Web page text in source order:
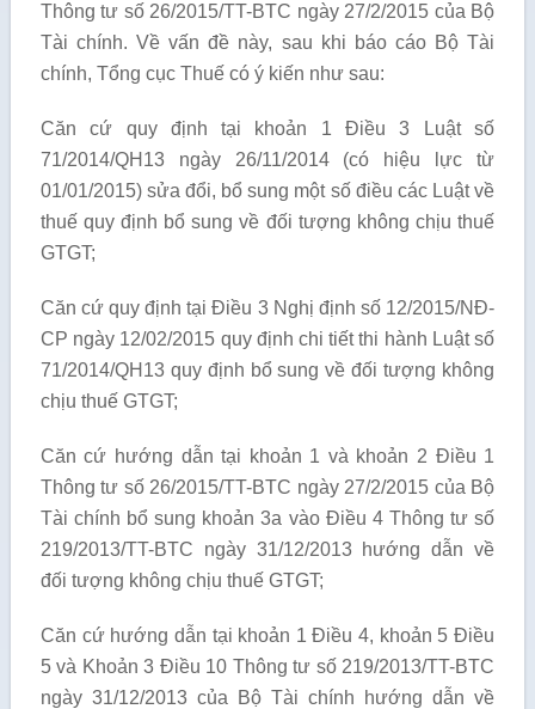
Thông tư số 26/2015/TT-BTC ngày 27/2/2015 của Bộ
Tài chính. Về vấn đề này, sau khi báo cáo Bộ Tài
chính, Tổng cục Thuế có ý kiến như sau:
Căn cứ quy định tại khoản 1 Điều 3 Luật số
71/2014/QH13 ngày 26/11/2014 (có hiệu lực từ
01/01/2015) sửa đổi, bổ sung một số điều các Luật về
thuế quy định bổ sung về đối tượng không chịu thuế
GTGT;
Căn cứ quy định tại Điều 3 Nghị định số 12/2015/NĐ-
CP ngày 12/02/2015 quy định chi tiết thi hành Luật số
71/2014/QH13 quy định bổ sung về đối tượng không
chịu thuế GTGT;
Căn cứ hướng dẫn tại khoản 1 và khoản 2 Điều 1
Thông tư số 26/2015/TT-BTC ngày 27/2/2015 của Bộ
Tài chính bổ sung khoản 3a vào Điều 4 Thông tư số
219/2013/TT-BTC ngày 31/12/2013 hướng dẫn về
đối tượng không chịu thuế GTGT;
Căn cứ hướng dẫn tại khoản 1 Điều 4, khoản 5 Điều
5 và Khoản 3 Điều 10 Thông tư số 219/2013/TT-BTC
ngày 31/12/2013 của Bộ Tài chính hướng dẫn về